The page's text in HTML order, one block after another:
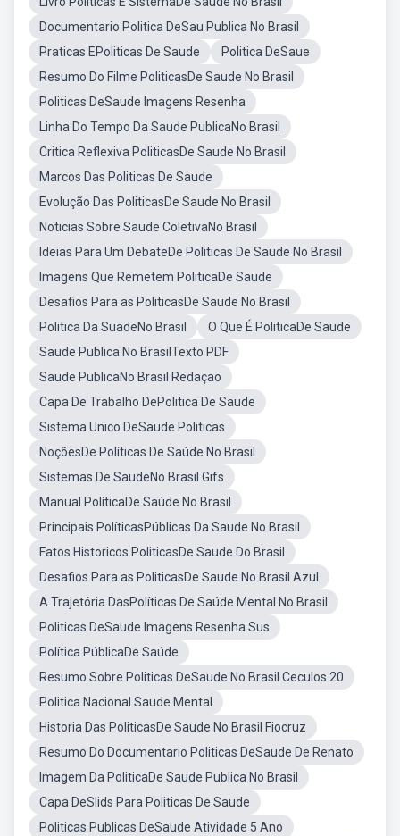
Documentario Politica DeSau Publica No Brasil
Praticas EPoliticas De Saude
Politica DeSaue
Resumo Do Filme PoliticasDe Saude No Brasil
Politicas DeSaude Imagens Resenha
Linha Do Tempo Da Saude PublicaNo Brasil
Critica Reflexiva PoliticasDe Saude No Brasil
Marcos Das Politicas De Saude
Evolução Das PoliticasDe Saude No Brasil
Noticias Sobre Saude ColetivaNo Brasil
Ideias Para Um DebateDe Politicas De Saude No Brasil
Imagens Que Remetem PoliticaDe Saude
Desafios Para as PoliticasDe Saude No Brasil
Politica Da SuadeNo Brasil
O Que É PoliticaDe Saude
Saude Publica No BrasilTexto PDF
Saude PublicaNo Brasil Redaçao
Capa De Trabalho DePolitica De Saude
Sistema Unico DeSaude Politicas
NoçõesDe Políticas De Saúde No Brasil
Sistemas De SaudeNo Brasil Gifs
Manual PolíticaDe Saúde No Brasil
Principais PolíticasPúblicas Da Saude No Brasil
Fatos Historicos PoliticasDe Saude Do Brasil
Desafios Para as PoliticasDe Saude No Brasil Azul
A Trajetória DasPolíticas De Saúde Mental No Brasil
Politicas DeSaude Imagens Resenha Sus
Política PúblicaDe Saúde
Resumo Sobre Politicas DeSaude No Brasil Ceculos 20
Politica Nacional Saude Mental
Historia Das PoliticasDe Saude No Brasil Fiocruz
Resumo Do Documentario Politicas DeSaude De Renato
Imagem Da PoliticaDe Saude Publica No Brasil
Capa DeSlids Para Politicas De Saude
Politicas Publicas DeSaude Atividade 5 Ano